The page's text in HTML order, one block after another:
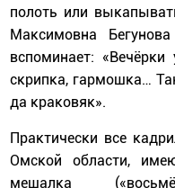
полоть или
Максимовна
вспоминает:
скрипка, гармошка…
да краковяк».
Практически все
Омской области,
мешалка